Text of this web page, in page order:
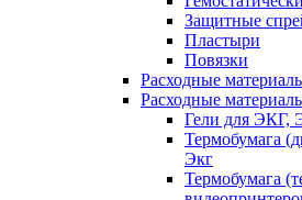
Защитные
Пластыри
Повязки
Расходные
Расходные
Гели для
Термобумага
Экг
Термобумага